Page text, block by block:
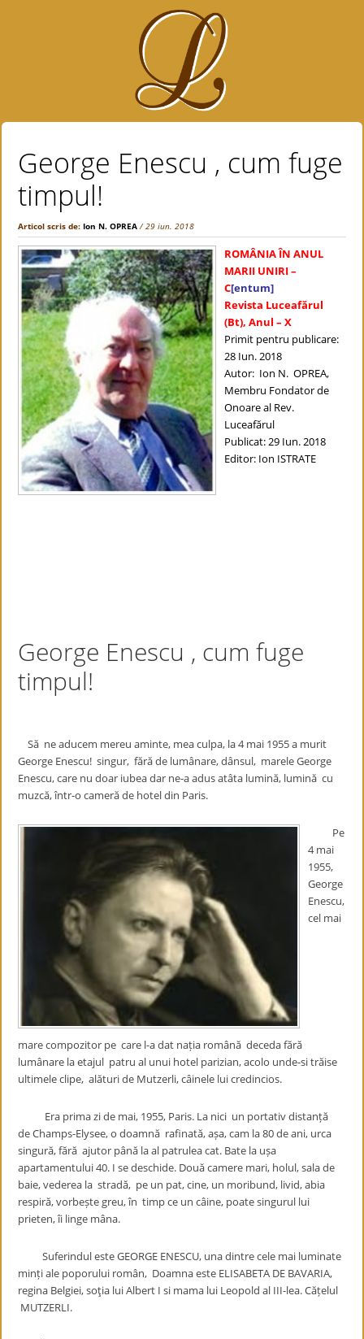
George Enescu , cum fuge
timpul!
Articol scris de:Ion N. OPREA / 29 iun. 2018
ROMÂNIA ÎN ANUL
MARII UNIRI –
C[entum]
Revista Luceafărul
(Bt), Anul – X
Primit pentru publicare:
28 Iun. 2018
Autor: Ion N. OPREA,
Membru Fondator de
Onoare al Rev.
Luceafărul
Publicat: 29 Iun. 2018
Editor: Ion ISTRATE
George Enescu , cum fuge
timpul!
Să ne aducem mereu aminte, mea culpa, la 4 mai 1955 a murit
George Enescu! singur, fără de lumânare, dânsul, marele George
Enescu, care nu doar iubea dar ne-a adus atâta lumină, lumină cu
muzcă, într-o cameră de hotel din Paris.
Pe
4 mai
1955,
George
Enescu,
cel mai
mare compozitor pe care l-a dat nația română deceda fără
lumânare la etajul patru al unui hotel parizian, acolo unde-si trăise
ultimele clipe, alături de Mutzerli, câinele lui credincios.
Era prima zi de mai, 1955, Paris. La nici un portativ distanță
de Champs-Elysee, o doamnă rafinată, așa, cam la 80 de ani, urca
singură, fără ajutor până la al patrulea cat. Bate la ușa
apartamentului 40. I se deschide. Două camere mari, holul, sala de
baie, vederea la stradă, pe un pat, cine, un moribund, livid, abia
respiră, vorbește greu, în timp ce un câine, poate singurul lui
prieten, îi linge mâna.
Suferindul este GEORGE ENESCU, una dintre cele mai luminate
minți ale poporului român, Doamna este ELISABETA DE BAVARIA,
regina Belgiei, soţia lui Albert I si mama lui Leopold al III-lea. Cățelul
MUTZERLI.